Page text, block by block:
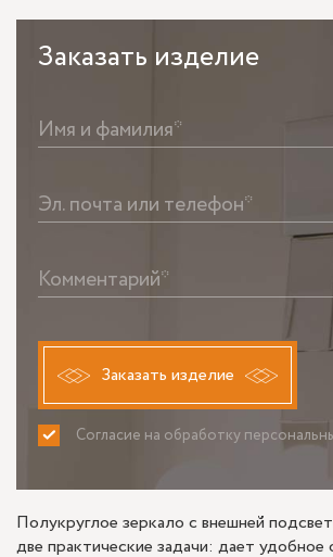
Заказать изделие
Имя и фамилия*
Эл. почта или телефон*
Комментарий*
Заказать изделие
Согласие на обработку
ПРИНИМАЮ НЕ
Полукруглое зеркало с внешней
две практические задачи: дает